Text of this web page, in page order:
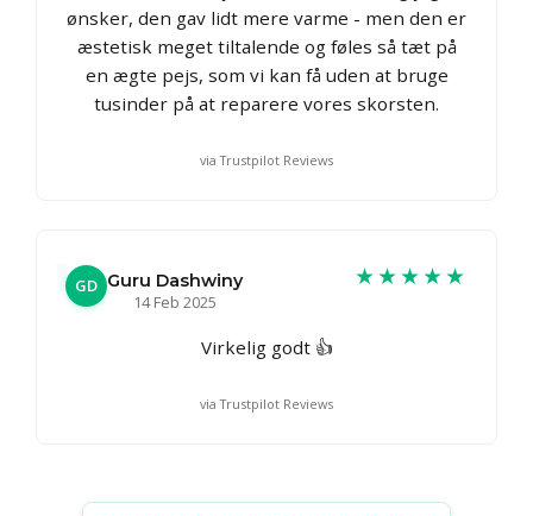
ønsker, den gav lidt mere varme - men den er
æstetisk meget tiltalende og føles så tæt på
en ægte pejs, som vi kan få uden at bruge
tusinder på at reparere vores skorsten.
via Trustpilot Reviews
GD Guru Dashwiny
14 Feb 2025
★★★★★
Virkelig godt 👍
via Trustpilot Reviews